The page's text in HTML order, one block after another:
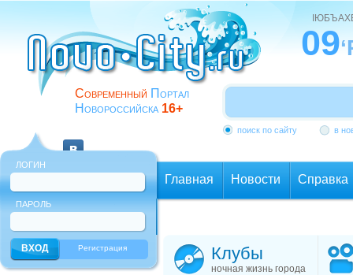
Современный Портал
Новороссийска 16+
09
поиск по сайту в
ЛОГИН
ПАРОЛЬ
Регистрация
Главная Новости Справка
Клубы
ночная жизнь города